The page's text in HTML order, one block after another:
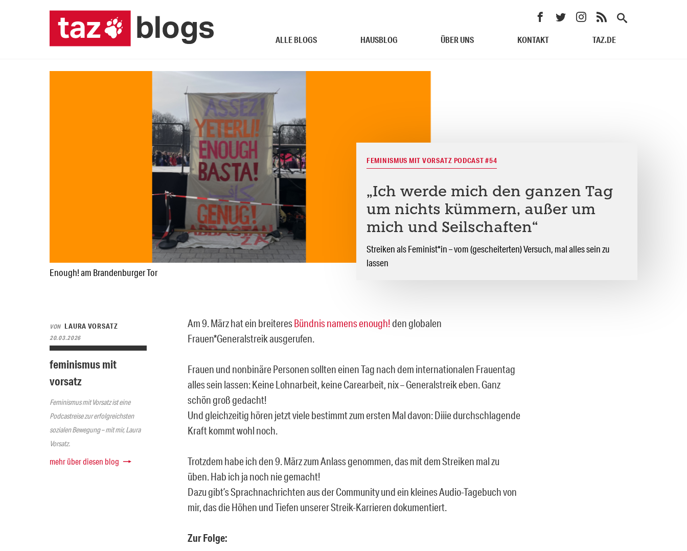
ALLE BLOGS HAUSBLOG ÜBER UNS KONTAKT TAZ.DE
Enough! am Brandenburger Tor
FEMINISMUS MIT VORSATZ PODCAST #54
„Ich werde mich den ganzen Tag
um nichts kümmern, außer um
mich und Seilschaften“
Streiken als Feminist*in – vom (gescheiterten) Versuch, mal alles sein zu
lassen
VON LAURA VORSATZ
20.03.2026
feminismus mit
vorsatz
Feminismus mit Vorsatz ist eine
Podcastreise zur erfolgreichsten
sozialen Bewegung – mit mir, Laura
Vorsatz.
mehr über diesen blog
Am 9. März hat ein breiteresBündnis namens enough!den globalen
Frauen*Generalstreik ausgerufen.
Frauen und nonbinäre Personen sollten einen Tag nach dem internationalen Frauentag
alles sein lassen: Keine Lohnarbeit, keine Carearbeit, nix – Generalstreik eben. Ganz
schön groß gedacht!
Und gleichzeitig hören jetzt viele bestimmt zum ersten Mal davon: Diiie durchschlagende
Kraft kommt wohl noch.
Trotzdem habe ich den 9. März zum Anlass genommen, das mit dem Streiken mal zu
üben. Hab ich ja noch nie gemacht!
Dazu gibt’s Sprachnachrichten aus der Community und ein kleines Audio-Tagebuch von
mir, das die Höhen und Tiefen unserer Streik-Karrieren dokumentiert.
Zur Folge: